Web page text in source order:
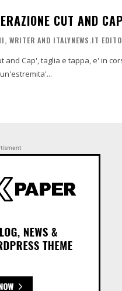
CUT AND CAP
WRITER AND ITALYNEWS.IT
and Cap', taglia e tappa, e' in